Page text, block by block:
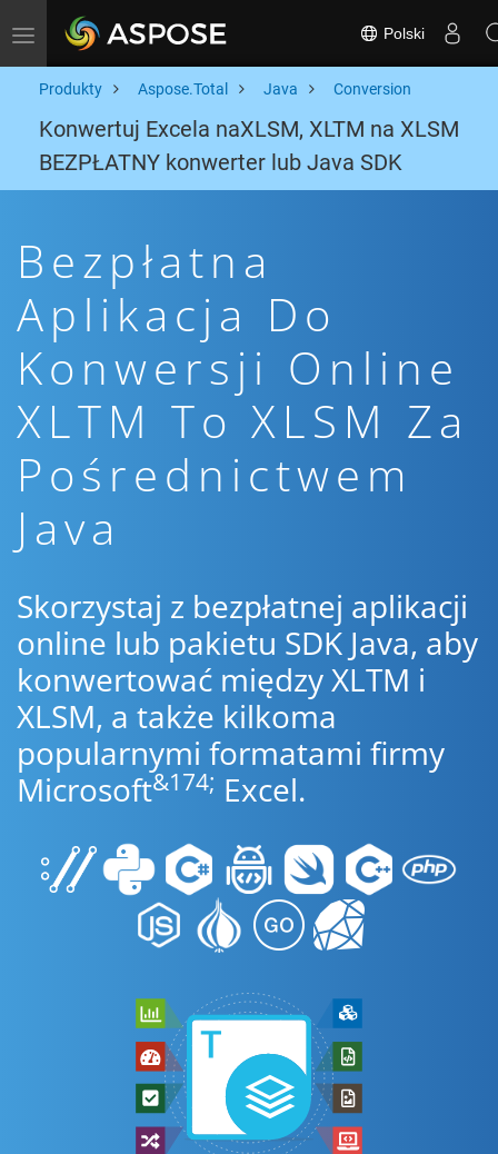
Toggle navigation Polski
Produkty Aspose.Total Java Conversion
Konwertuj Excela naXLSM, XLTM na XLSM
BEZPŁATNY konwerter lub Java SDK
Bezpłatna
Aplikacja Do
Konwersji Online
XLTM To XLSM Za
Pośrednictwem
Java
Skorzystaj z bezpłatnej aplikacji
online lub pakietu SDK Java, aby
konwertować między XLTM i
XLSM, a także kilkoma
popularnymi formatami firmy
Microsoft&174; Excel.